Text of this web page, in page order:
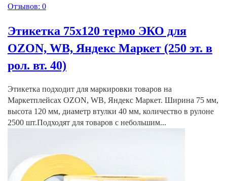
Отзывов: 0
Этикетка 75х120 термо ЭКО для
OZON, WB, Яндекс Маркет (250 эт. в
рол. вт. 40)
Этикетка подходит для маркировки товаров на
Маркетплейсах OZON, WB, Яндекс Маркет. Ширина 75 мм,
высота 120 мм, диаметр втулки 40 мм, количество в рулоне
2500 шт.Подходят для товаров с небольшим...